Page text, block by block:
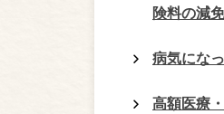
険料の減
病気にな
高額医療